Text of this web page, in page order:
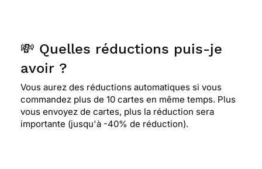
💸 Quelles réductions puis-je
avoir ?
Vous aurez des réductions automatiques si vous
commandez plus de 10 cartes en même temps. Plus
vous envoyez de cartes, plus la réduction sera
importante (jusqu'à -40% de réduction).